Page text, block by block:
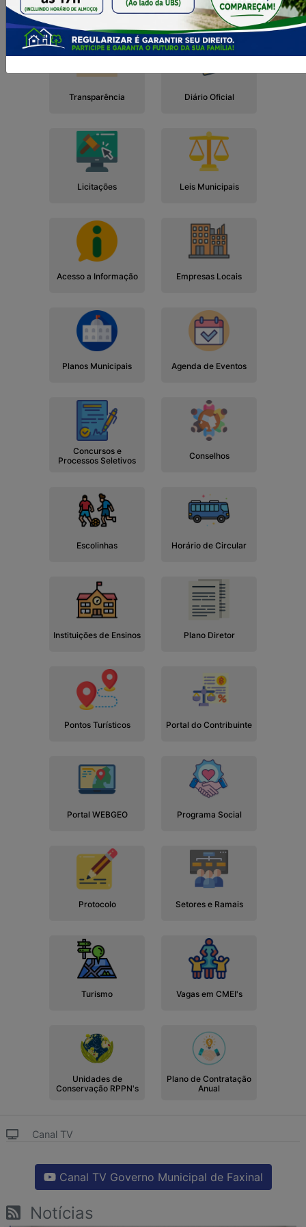
Transparência Diário Oficial
Licitações Leis Municipais
Acesso a Informação Empresas Locais
Planos Municipais Agenda de Eventos
Concursos e
Processos Seletivos
Conselhos
Escolinhas Horário de Circular
Instituições de Ensinos Plano Diretor
Pontos Turísticos Portal do Contribuinte
Portal WEBGEO Programa Social
Protocolo Setores e Ramais
Turismo Vagas em CMEI's
Unidades de
Conservação RPPN's
Plano de Contratação
Anual
Canal TV
Canal TV Governo Municipal de Faxinal
Notícias